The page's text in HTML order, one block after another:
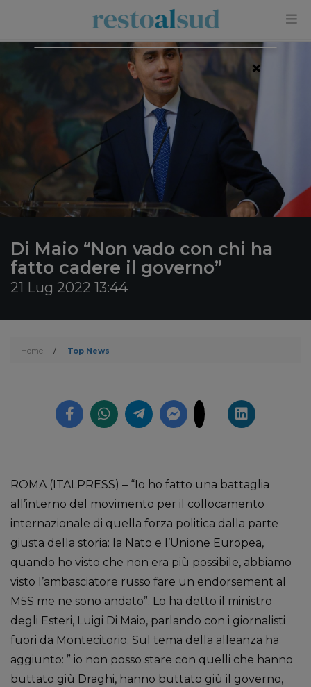
Di Maio “Non vado con chi ha
fatto cadere il governo”
21 Lug 2022 13:44
Home / Top News
ROMA (ITALPRESS) – “Io ho fatto una battaglia
all’interno del movimento per il collocamento
internazionale di quella forza politica dalla parte
giusta della storia: la Nato e l’Unione Europea,
quando ho visto che non era più possibile, abbiamo
visto l’ambasciatore russo fare un endorsement al
M5S me ne sono andato”. Lo ha detto il ministro
degli Esteri, Luigi Di Maio, parlando con i giornalisti
fuori da Montecitorio. Sul tema della alleanza ha
aggiunto: ” io non posso stare con quelli che hanno
buttato giù Draghi, hanno buttato giù il governo,
×